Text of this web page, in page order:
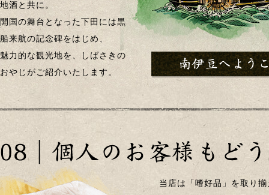
地酒と共に。
開国の舞台となった下田には黒
船来航の記念碑をはじめ、
魅力的な観光地を、しばさきの
おやじがご紹介いたします。
当店は「嗜好品」を取り